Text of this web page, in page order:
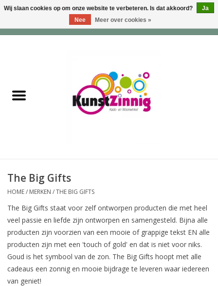
Wonen & Lifestyle
Tassen & Portemonnees
Baby & Kids
Kinderen
Cadeauboeken
The Big Gifts
HOME/ MERKEN /THE BIG GIFTS
The Big Gifts staat voor zelf ontworpen producten die met heel
veel passie en liefde zijn ontworpen en samengesteld. Bijna alle
producten zijn voorzien van een mooie of grappige tekst EN alle
producten zijn met een 'touch of gold' en dat is niet voor niks.
Goud is het symbool van de zon. The Big Gifts hoopt met alle
cadeaus een zonnig en mooie bijdrage te leveren waar iedereen
van geniet!
Wij slaan cookies op om onze website te verbeteren. Is dat akkoord?
Ja
Nee
Meer over cookies »